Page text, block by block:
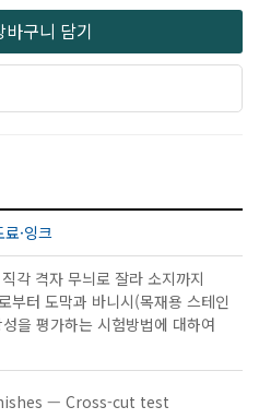
바구니 담기
료·잉크
각 격자 무늬로 잘라 소지까지
부터 도막과 바니시(목재용 스테인
을 평가하는 시험방법에 대하여
— Cross-cut test